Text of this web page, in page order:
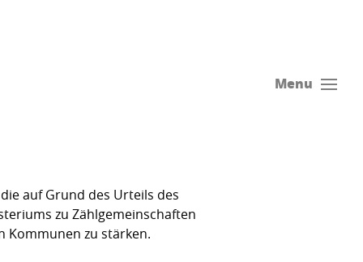
Menu
auf Grund des Urteils des
zu Zählgemeinschaften
Kommunen zu stärken.